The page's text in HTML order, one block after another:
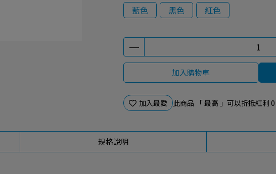
藍色
黑色 紅色
加入購物車
加入最愛 此商品 「 最高 」可以折抵紅利 0
規格說明